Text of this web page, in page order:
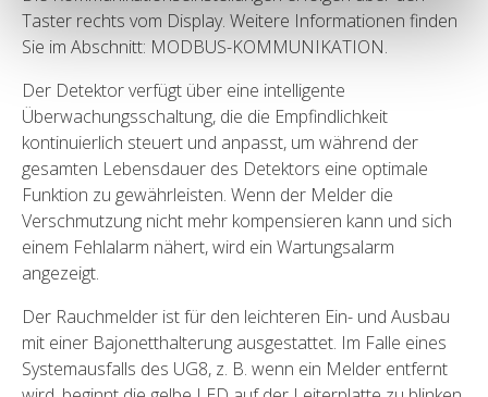
Taster rechts vom Display. Weitere Informationen finden
Sie im Abschnitt: MODBUS-KOMMUNIKATION.
Der Detektor verfügt über eine intelligente
Überwachungsschaltung, die die Empfindlichkeit
kontinuierlich steuert und anpasst, um während der
gesamten Lebensdauer des Detektors eine optimale
Funktion zu gewährleisten. Wenn der Melder die
Verschmutzung nicht mehr kompensieren kann und sich
einem Fehlalarm nähert, wird ein Wartungsalarm
angezeigt.
Der Rauchmelder ist für den leichteren Ein- und Ausbau
mit einer Bajonetthalterung ausgestattet. Im Falle eines
Systemausfalls des UG8, z. B. wenn ein Melder entfernt